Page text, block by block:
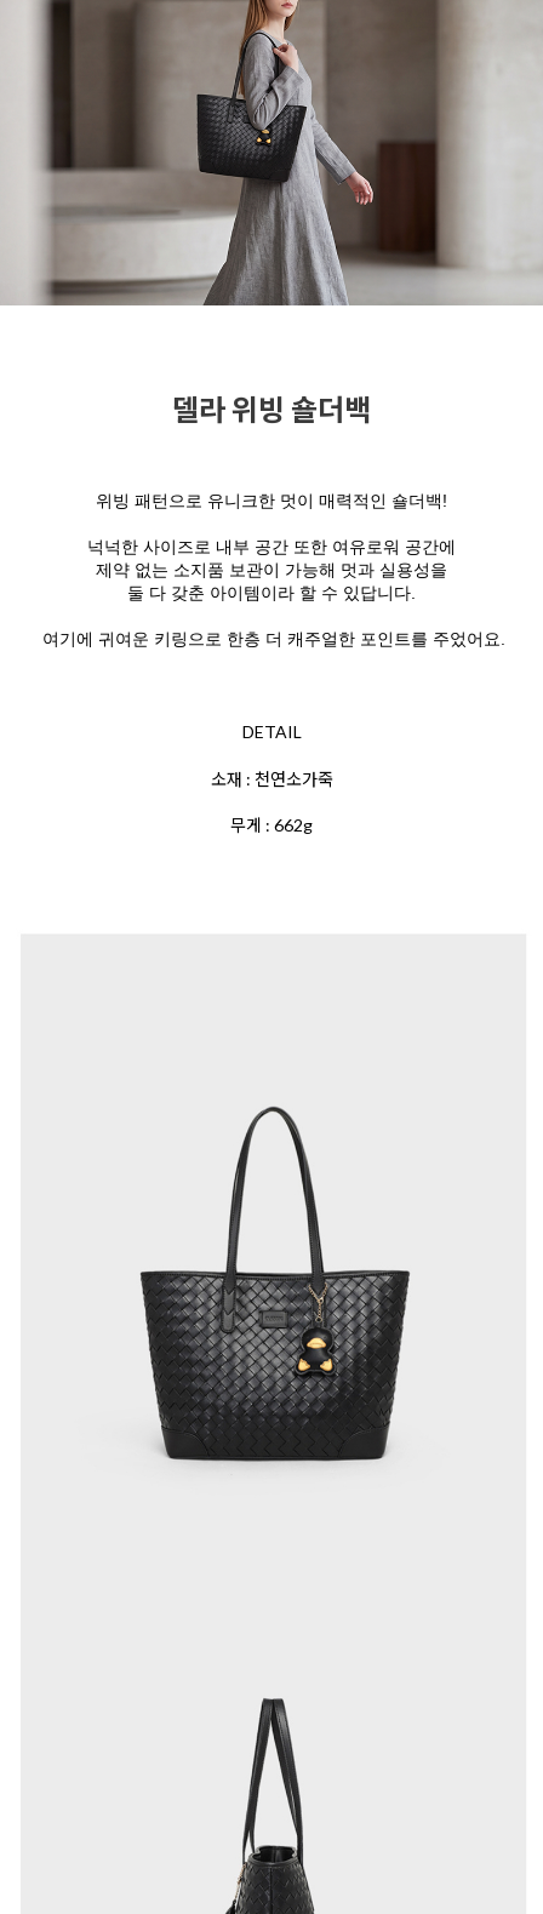
델라 위빙 숄더백
위빙 패턴으로 유니크한 멋이 매력적인 숄더백!
넉넉한 사이즈로 내부 공간 또한 여유로워 공간에
제약 없는 소지품 보관이 가능해 멋과 실용성을
둘 다 갖춘 아이템이라 할 수 있답니다.
여기에 귀여운 키링으로 한층 더 캐주얼한 포인트를 주었어요.
DETAIL
소재 : 천연소가죽
무게 : 662g